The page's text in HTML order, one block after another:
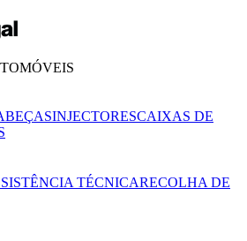
INJECTORESCAIXAS DE
TÉCNICARECOLHA DE